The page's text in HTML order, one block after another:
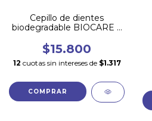
Cepillo de dientes
biodegradable BIOCARE Y
$15.800
12 cuotas sin intereses de $1.317
COMPRAR